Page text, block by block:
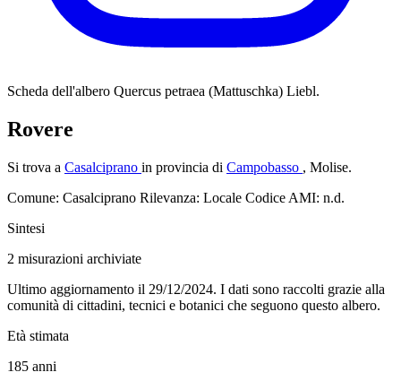
Scheda dell'albero Quercus petraea (Mattuschka) Liebl.
Rovere
Si trova a Casalciprano in provincia di Campobasso , Molise.
Comune: Casalciprano Rilevanza: Locale Codice AMI: n.d.
Sintesi
2 misurazioni archiviate
Ultimo aggiornamento il 29/12/2024. I dati sono raccolti grazie alla
comunità di cittadini, tecnici e botanici che seguono questo albero.
Età stimata
185 anni